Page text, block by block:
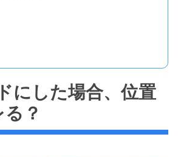
にした場合、位置
？